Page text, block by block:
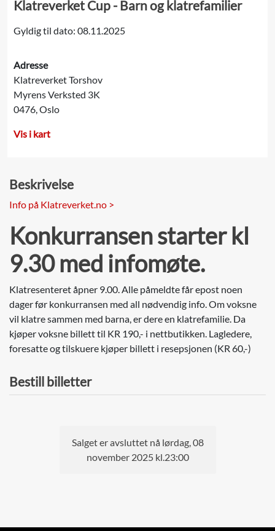
Klatreverket Cup - Barn og klatrefamilier
Gyldig til dato: 08.11.2025
Adresse
Klatreverket Torshov
Myrens Verksted 3K
0476, Oslo
Vis i kart
Beskrivelse
Info på Klatreverket.no >
Konkurransen starter kl
9.30 med infomøte.
Klatresenteret åpner 9.00. Alle påmeldte får epost noen
dager før konkurransen med all nødvendig info. Om voksne
vil klatre sammen med barna, er dere en klatrefamilie. Da
kjøper voksne billett til KR 190,- i nettbutikken. Lagledere,
foresatte og tilskuere kjøper billett i resepsjonen (KR 60,-)
Bestill billetter
Salget er avsluttet nå lørdag, 08
november 2025 kl.23:00